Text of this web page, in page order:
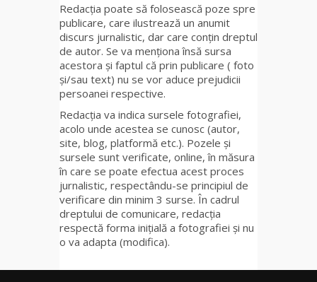
Redacția poate să folosească poze spre
publicare, care ilustrează un anumit
discurs jurnalistic, dar care conțin dreptul
de autor. Se va menționa însă sursa
acestora și faptul că prin publicare ( foto
și/sau text) nu se vor aduce prejudicii
persoanei respective.
Redacția va indica sursele fotografiei,
acolo unde acestea se cunosc (autor,
site, blog, platformă etc.). Pozele și
sursele sunt verificate, online, în măsura
în care se poate efectua acest proces
jurnalistic, respectându-se principiul de
verificare din minim 3 surse. În cadrul
dreptului de comunicare, redacția
respectă forma inițială a fotografiei și nu
o va adapta (modifica).